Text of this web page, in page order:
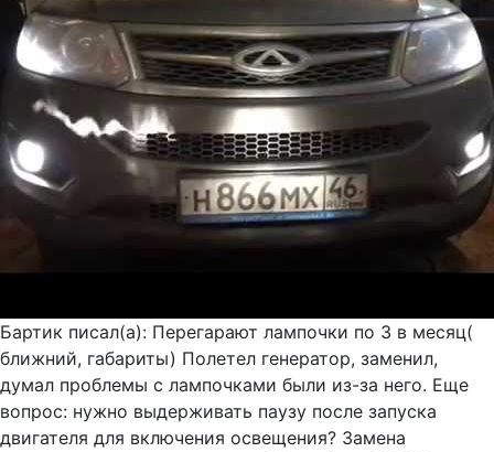
Бартик писал(а): Перегарают лампочки по 3 в месяц(
ближний, габариты) Полетел генератор, заменил,
думал проблемы с лампочками были из-за него. Еще
вопрос: нужно выдерживать паузу после запуска
двигателя для включения освещения? Замена